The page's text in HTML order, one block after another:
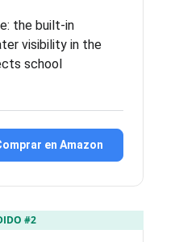
the built-in
visibility in the
school
en Amazon
#2